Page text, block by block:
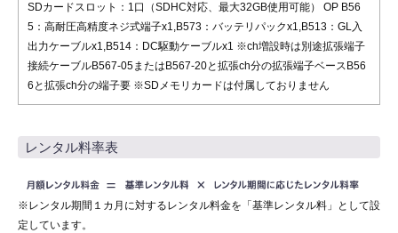
SDカードスロット：1口（SDHC対応、最大32GB使用可能） OP B56
5：高耐圧高精度ネジ式端子x1,B573：バッテリパックx1,B513：GL入
出力ケーブルx1,B514：DC駆動ケーブルx1 ※ch増設時は別途拡張端子
接続ケーブルB567-05またはB567-20と拡張ch分の拡張端子ベースB56
6と拡張ch分の端子要 ※SDメモリカードは付属しておりません
レンタル料率表
※レンタル期間１カ月に対するレンタル料金を「基準レンタル料」として設
定しています。